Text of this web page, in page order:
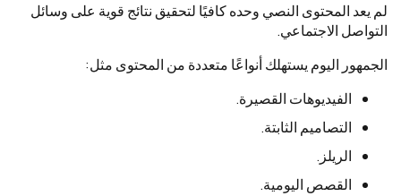
لم يعد المحتوى النصي وحده كافيًا لتحقيق نتائج قوية على وسائل
التواصل الاجتماعي.
الجمهور اليوم يستهلك أنواعًا متعددة من المحتوى مثل:
الفيديوهات القصيرة.
التصاميم الثابتة.
الريلز.
القصص اليومية.